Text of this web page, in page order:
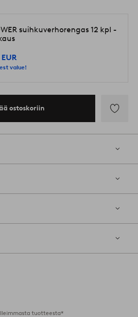
suihkuverhorengas 12 kpl -
value!
ostoskoriin
tuotteesta*